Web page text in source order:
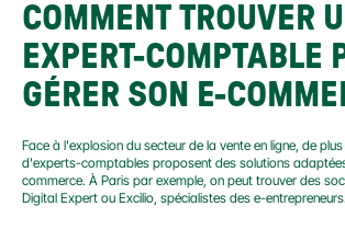
COMMENT TROUVER
EXPERT-COMPTABLE
GÉRER SON E-
Face à l'explosion du secteur de la vente en ligne, de
d'experts-comptables proposent des solutions
commerce. À Paris par exemple, on peut trouver des
Digital Expert ou Excilio, spécialistes des e-entrepreneurs.